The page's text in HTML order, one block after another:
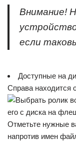
Внимание!
если
Доступные на
Справа находится
Отметьте нужные
напротив имен